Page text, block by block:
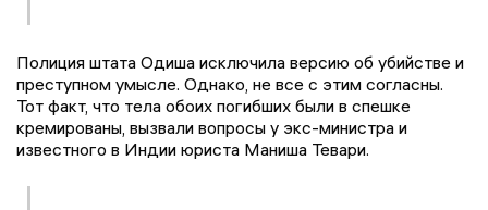
Полиция штата Одиша исключила версию об убийстве и
преступном умысле. Однако, не все с этим согласны.
Тот факт, что тела обоих погибших были в спешке
кремированы, вызвали вопросы у экс-министра и
известного в Индии юриста Маниша Тевари.